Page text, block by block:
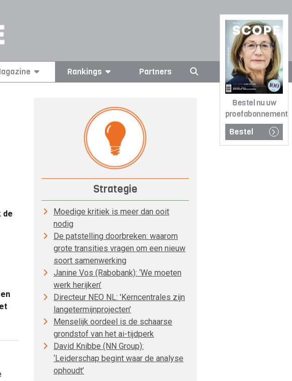
Bestel nu uw
proefabonnement
Bestel
Rankings Partners
de
Strategie
Moedige kritiek is meer dan ooit
nodig
De patstelling doorbreken: waarom
grote transities vragen om een nieuw
soort samenwerking
Janine Vos (Rabobank): ‘We moeten
werk herijken’
Directeur NEO NL: 'Kerncentrales zijn
langetermijnprojecten'
Menselijk oordeel is de schaarse
grondstof van het ai-tijdperk
David Knibbe (NN Group):
‘Leiderschap begint waar de analyse
ophoudt’